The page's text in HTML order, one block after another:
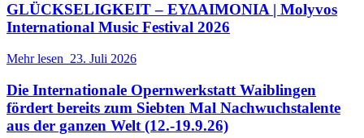
GLÜCKSELIGKEIT – ΕΥΔΑΙΜΟΝΙΑ | Molyvos
International Music Festival 2026
Mehr lesen 23. Juli 2026
Die Internationale Opernwerkstatt Waiblingen
fördert bereits zum Siebten Mal Nachwuchstalente
aus der ganzen Welt (12.-19.9.26)